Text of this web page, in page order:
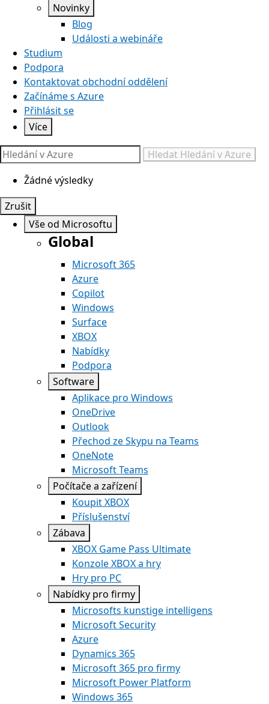
Novinky
Blog
Události a webináře
Studium
Podpora
Kontaktovat obchodní oddělení
Začínáme s Azure
Přihlásit se
Více
Hledat Hledání v Azure
Žádné výsledky
Zrušit
Vše od Microsoftu
Global
Microsoft 365
Azure
Copilot
Windows
Surface
XBOX
Nabídky
Podpora
Software
Aplikace pro Windows
OneDrive
Outlook
Přechod ze Skypu na Teams
OneNote
Microsoft Teams
Počítače a zařízení
Koupit XBOX
Příslušenství
Zábava
XBOX Game Pass Ultimate
Konzole XBOX a hry
Hry pro PC
Nabídky pro firmy
Microsofts kunstige intelligens
Microsoft Security
Azure
Dynamics 365
Microsoft 365 pro firmy
Microsoft Power Platform
Windows 365